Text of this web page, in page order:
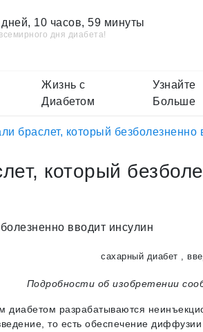
10 часов, 59 минуты
дня диабета!
Жизнь с
Диабетом
Узнайте
Больше
браслет, который безболезненно
который
сахарный диабет ,
Подробности об изобретении
диабетом разрабатываются
то есть обеспечение